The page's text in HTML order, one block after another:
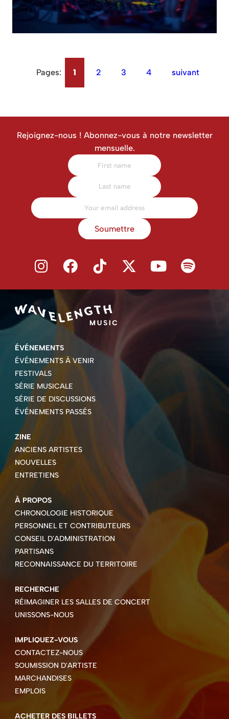
Pages: 1 2 3 4 suivant
Rejoignez-nous ! Abonnez-vous à notre newsletter
mensuelle.
Soumettre
ÉVÉNEMENTS
ÉVÉNEMENTS À VENIR
FESTIVALS
SÉRIE MUSICALE
SÉRIE DE DISCUSSIONS
ÉVÉNEMENTS PASSÉS
ZINE
ANCIENS ARTISTES
NOUVELLES
ENTRETIENS
À PROPOS
CHRONOLOGIE HISTORIQUE
PERSONNEL ET CONTRIBUTEURS
CONSEIL D'ADMINISTRATION
PARTISANS
RECONNAISSANCE DU TERRITOIRE
RECHERCHE
RÉIMAGINER LES SALLES DE CONCERT
UNISSONS-NOUS
IMPLIQUEZ-VOUS
CONTACTEZ-NOUS
SOUMISSION D'ARTISTE
MARCHANDISES
EMPLOIS
ACHETER DES BILLETS